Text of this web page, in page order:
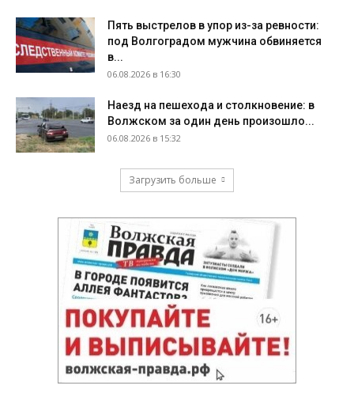
Пять выстрелов в упор из-за ревности:
под Волгоградом мужчина обвиняется
в...
06.08.2026 в 16:30
Наезд на пешехода и столкновение: в
Волжском за один день произошло...
06.08.2026 в 15:32
Загрузить больше